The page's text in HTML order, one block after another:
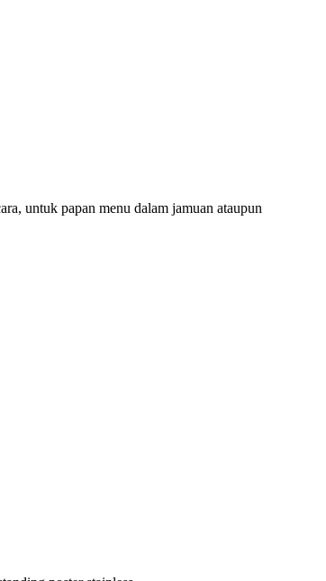
untuk papan menu dalam jamuan ataupun